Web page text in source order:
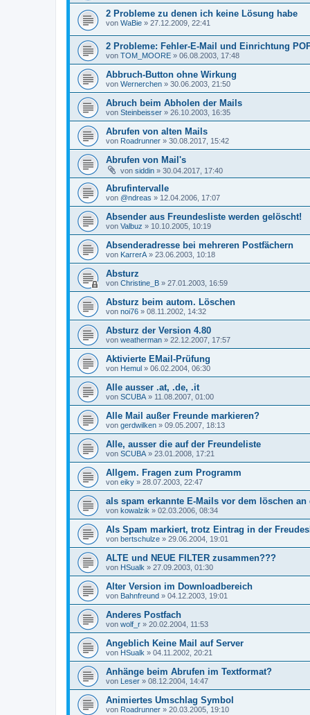
2 Probleme zu denen ich keine Lösung habe
von WaBie » 27.12.2009, 22:41
2 Probleme: Fehler-E-Mail und Einrichtung
von TOM_MOORE » 06.08.2003, 17:48
Abbruch-Button ohne Wirkung
von Wernerchen » 30.06.2003, 21:50
Abruch beim Abholen der Mails
von Steinbeisser » 26.10.2003, 16:35
Abrufen von alten Mails
von Roadrunner » 30.08.2017, 15:42
Abrufen von Mail's
von siddin » 30.04.2017, 17:40
Abrufintervalle
von @ndreas » 12.04.2006, 17:07
Absender aus Freundesliste werden gelöscht!
von Valbuz » 10.10.2005, 10:19
Absenderadresse bei mehreren Postfächern
von KarrerA » 23.06.2003, 10:18
Absturz
von Christine_B » 27.01.2003, 16:59
Absturz beim autom. Löschen
von noi76 » 08.11.2002, 14:32
Absturz der Version 4.80
von weatherman » 22.12.2007, 17:57
Aktivierte EMail-Prüfung
von Hemul » 06.02.2004, 06:30
Alle ausser .at, .de, .it
von SCUBA » 11.08.2007, 01:00
Alle Mail außer Freunde markieren?
von gerdwilken » 09.05.2007, 18:13
Alle, ausser die auf der Freundeliste
von SCUBA » 23.01.2008, 17:21
Allgem. Fragen zum Programm
von eiky » 28.07.2003, 22:47
als spam erkannte E-Mails vor dem löschen an
von kowalzik » 02.03.2006, 08:34
Als Spam markiert, trotz Eintrag in der
von bertschulze » 29.06.2004, 19:01
ALTE und NEUE FILTER zusammen???
von HSualk » 27.09.2003, 01:30
Alter Version im Downloadbereich
von Bahnfreund » 04.12.2003, 19:01
Anderes Postfach
von wolf_r » 20.02.2004, 11:53
Angeblich Keine Mail auf Server
von HSualk » 04.11.2002, 20:21
Anhänge beim Abrufen im Textformat?
von Leser » 08.12.2004, 14:47
Animiertes Umschlag Symbol
von Roadrunner » 20.03.2005, 19:10